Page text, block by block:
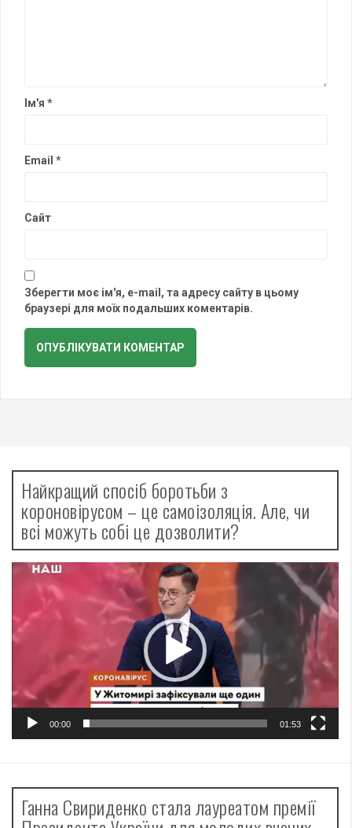
Ім'я *
Email *
Сайт
Зберегти моє ім'я, e-mail, та адресу сайту в цьому
браузері для моїх подальших коментарів.
Найкращий спосіб боротьби з
короновірусом – це самоізоляція. Але, чи
всі можуть собі це дозволити?
Відеопрогравач
00:00 01:53
Ганна Свириденко стала лауреатом премії